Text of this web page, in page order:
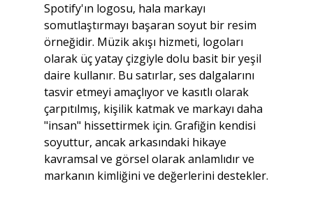
Spotify'ın logosu, hala markayı
somutlaştırmayı başaran soyut bir resim
örneğidir. Müzik akışı hizmeti, logoları
olarak üç yatay çizgiyle dolu basit bir yeşil
daire kullanır. Bu satırlar, ses dalgalarını
tasvir etmeyi amaçlıyor ve kasıtlı olarak
çarpıtılmış, kişilik katmak ve markayı daha
"insan" hissettirmek için. Grafiğin kendisi
soyuttur, ancak arkasındaki hikaye
kavramsal ve görsel olarak anlamlıdır ve
markanın kimliğini ve değerlerini destekler.